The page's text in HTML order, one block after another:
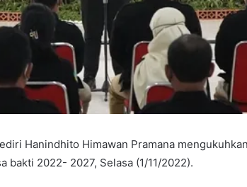
Hanindhito Himawan Pramana
bakti 2022- 2027, Selasa (1/11/2022).